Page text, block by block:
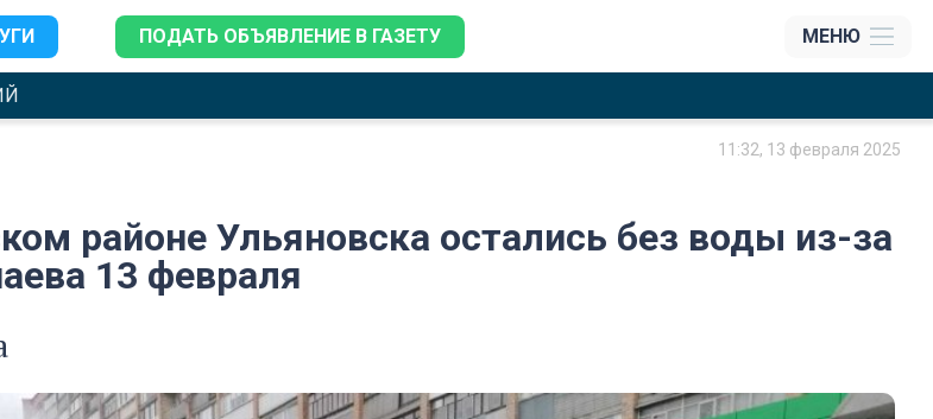
ПОДАТЬ ОБЪЯВЛЕНИЕ В ГАЗЕТУ МЕНЮ
11:32, 13 февраля 2025
районе Ульяновска остались без воды из-за
13 февраля